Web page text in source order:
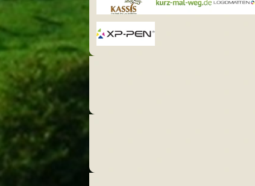
Geschenkartikel
weg
Matten
XPPen